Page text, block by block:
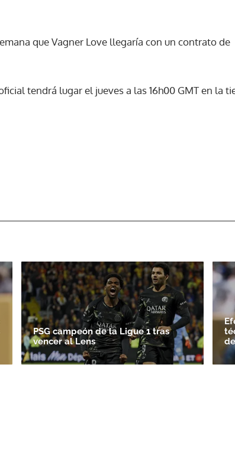
a nuestro boletín.
ACEPTAR
que Vagner Love llegaría con un contrato de
tendrá lugar el jueves a las 16h00 GMT en la
PSG campeón de la Ligue 1 tras
vencer al Lens